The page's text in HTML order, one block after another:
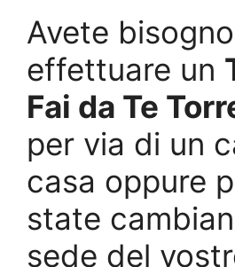
Avete
effettuare un
Fai da Te
per via di un
casa oppure
state
sede del